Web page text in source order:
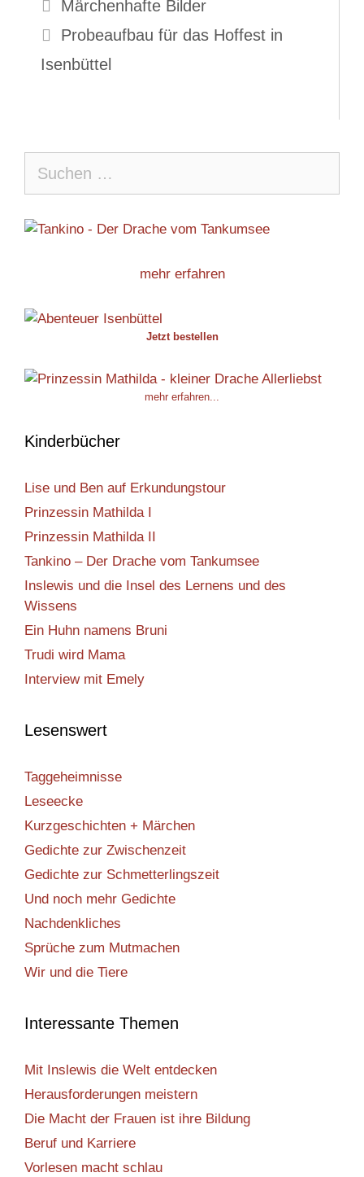
Märchenhafte Bilder
Probeaufbau für das Hoffest in
Isenbüttel
nach:
mehr erfahren
Jetzt bestellen
mehr erfahren...
Kinderbücher
Lise und Ben auf Erkundungstour
Prinzessin Mathilda I
Prinzessin Mathilda II
Tankino – Der Drache vom Tankumsee
Inslewis und die Insel des Lernens und des
Wissens
Ein Huhn namens Bruni
Trudi wird Mama
Interview mit Emely
Lesenswert
Taggeheimnisse
Leseecke
Kurzgeschichten + Märchen
Gedichte zur Zwischenzeit
Gedichte zur Schmetterlingszeit
Und noch mehr Gedichte
Nachdenkliches
Sprüche zum Mutmachen
Wir und die Tiere
Interessante Themen
Mit Inslewis die Welt entdecken
Herausforderungen meistern
Die Macht der Frauen ist ihre Bildung
Beruf und Karriere
Vorlesen macht schlau